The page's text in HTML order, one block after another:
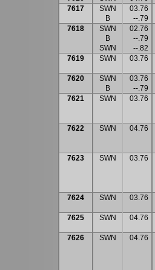
7617
SWN
B
03.76
--.79
7618
SWN
B
SWN
02.76
--.79
--.82
7619 SWN 03.76
7620
SWN
B
03.76
--.79
7621 SWN 03.76
7622 SWN 04.76
7623 SWN 03.76
7624 SWN 03.76
7625 SWN 04.76
7626 SWN 04.76